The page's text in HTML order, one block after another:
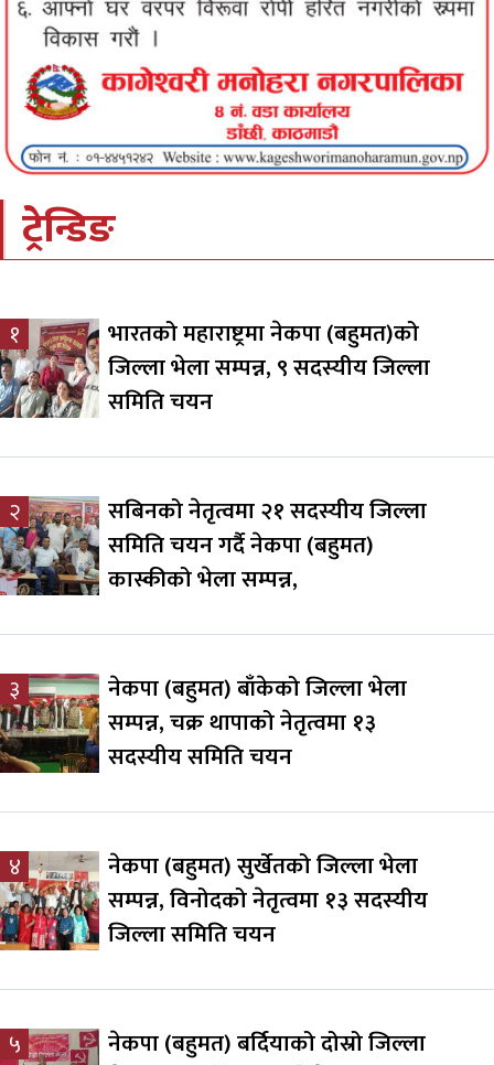
ट्रेन्डिङ
१
भारतको महाराष्ट्रमा नेकपा (बहुमत)को
जिल्ला भेला सम्पन्न, ९ सदस्यीय जिल्ला
समिति चयन
२
सबिनको नेतृत्वमा २१ सदस्यीय जिल्ला
समिति चयन गर्दै नेकपा (बहुमत)
कास्कीको भेला सम्पन्न,
३
नेकपा (बहुमत) बाँकेको जिल्ला भेला
सम्पन्न, चक्र थापाको नेतृत्वमा १३
सदस्यीय समिति चयन
४
नेकपा (बहुमत) सुर्खेतको जिल्ला भेला
सम्पन्न, विनोदको नेतृत्वमा १३ सदस्यीय
जिल्ला समिति चयन
५
नेकपा (बहुमत) बर्दियाको दोस्रो जिल्ला